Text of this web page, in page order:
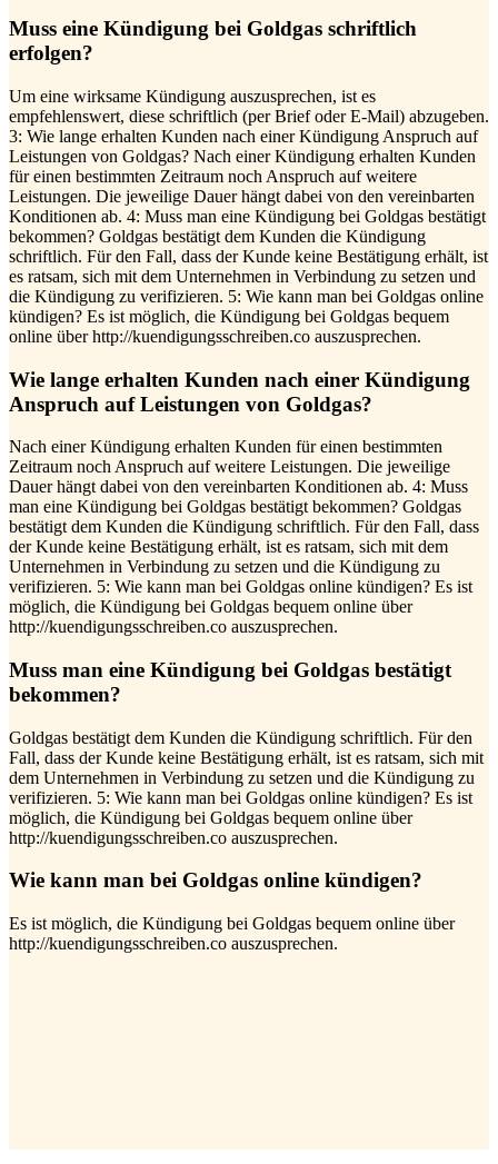
Muss eine Kündigung bei Goldgas schriftlich
erfolgen?
Um eine wirksame Kündigung auszusprechen, ist es
empfehlenswert, diese schriftlich (per Brief oder E-Mail) abzugeben.
3: Wie lange erhalten Kunden nach einer Kündigung Anspruch auf
Leistungen von Goldgas? Nach einer Kündigung erhalten Kunden
für einen bestimmten Zeitraum noch Anspruch auf weitere
Leistungen. Die jeweilige Dauer hängt dabei von den vereinbarten
Konditionen ab. 4: Muss man eine Kündigung bei Goldgas bestätigt
bekommen? Goldgas bestätigt dem Kunden die Kündigung
schriftlich. Für den Fall, dass der Kunde keine Bestätigung erhält, ist
es ratsam, sich mit dem Unternehmen in Verbindung zu setzen und
die Kündigung zu verifizieren. 5: Wie kann man bei Goldgas online
kündigen? Es ist möglich, die Kündigung bei Goldgas bequem
online über http://kuendigungsschreiben.co auszusprechen.
Wie lange erhalten Kunden nach einer Kündigung
Anspruch auf Leistungen von Goldgas?
Nach einer Kündigung erhalten Kunden für einen bestimmten
Zeitraum noch Anspruch auf weitere Leistungen. Die jeweilige
Dauer hängt dabei von den vereinbarten Konditionen ab. 4: Muss
man eine Kündigung bei Goldgas bestätigt bekommen? Goldgas
bestätigt dem Kunden die Kündigung schriftlich. Für den Fall, dass
der Kunde keine Bestätigung erhält, ist es ratsam, sich mit dem
Unternehmen in Verbindung zu setzen und die Kündigung zu
verifizieren. 5: Wie kann man bei Goldgas online kündigen? Es ist
möglich, die Kündigung bei Goldgas bequem online über
http://kuendigungsschreiben.co auszusprechen.
Muss man eine Kündigung bei Goldgas bestätigt
bekommen?
Goldgas bestätigt dem Kunden die Kündigung schriftlich. Für den
Fall, dass der Kunde keine Bestätigung erhält, ist es ratsam, sich mit
dem Unternehmen in Verbindung zu setzen und die Kündigung zu
verifizieren. 5: Wie kann man bei Goldgas online kündigen? Es ist
möglich, die Kündigung bei Goldgas bequem online über
http://kuendigungsschreiben.co auszusprechen.
Wie kann man bei Goldgas online kündigen?
Es ist möglich, die Kündigung bei Goldgas bequem online über
http://kuendigungsschreiben.co auszusprechen.